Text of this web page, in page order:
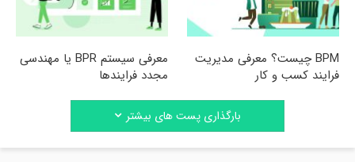
BPM چیست؟ معرفی مدیریت
فرایند کسب و کار
معرفی سیستم BPR یا مهندسی
مجدد فرایندها
بارگذاری پست های بیشتر